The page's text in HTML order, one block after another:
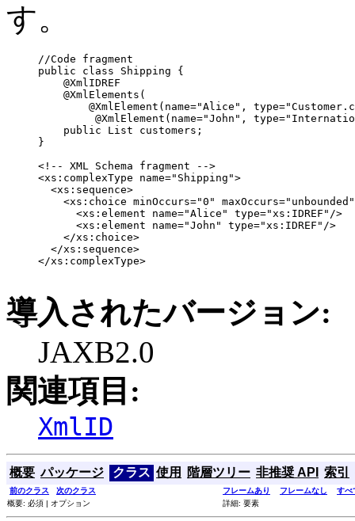
す。
     //Code fragment
     public class Shipping {
         @XmlIDREF
         @XmlElements(
@XmlElement(name="Alice",
@XmlElement(name="John",
         public List customers;
     }
     <!-- XML Schema fragment -->
     <xs:complexType name="Shipping">
       <xs:sequence>
<xs:choice minOccurs="0"
           <xs:element name="Alice" type="xs:IDREF"/>
           <xs:element name="John" type="xs:IDREF"/>
         </xs:choice>
       </xs:sequence>
     </xs:complexType>
導入されたバージョン:
JAXB2.0
関連項目:
XmlID
概要 パッケージ クラス 使用 階層ツリー 非推奨 API 索引
前のクラス 次のクラス フレームあり フレームなし
すべ
概要: 必須 | オプション
詳細: 要素